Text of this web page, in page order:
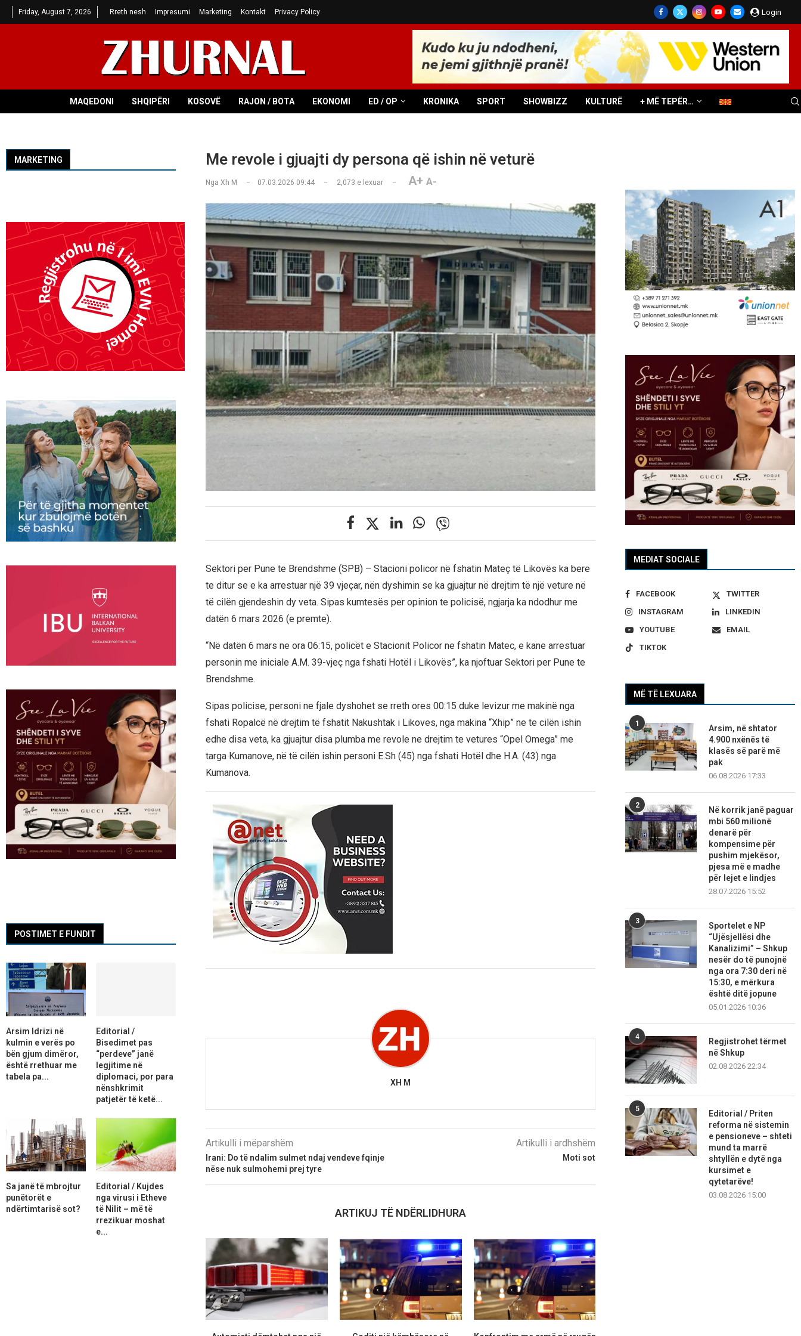
Friday, August 7, 2026 Rreth nesh Impresumi Marketing Kontakt Privacy Policy Login
MAQEDONI SHQIPËRI KOSOVË RAJON / BOTA EKONOMI ED / OP KRONIKA SPORT SHOWBIZZ KULTURË + MË TEPËR…
Me revole i gjuajti dy persona që ishin në veturë
Nga Xh M 07.03.2026 09:44 2,073 e lexuar A+ A-
Sektori per Pune te Brendshme (SPB) – Stacioni policor në fshatin Mateç të Likovës ka bere
te ditur se e ka arrestuar një 39 vjeçar, nën dyshimin se ka gjuajtur në drejtim të një veture në
të cilën gjendeshin dy veta. Sipas kumtesës per opinion te policisë, ngjarja ka ndodhur me
datën 6 mars 2026 (e premte).
“Në datën 6 mars ne ora 06:15, policët e Stacionit Policor ne fshatin Matec, e kane arrestuar
personin me iniciale A.M. 39-vjeç nga fshati Hotël i Likovës”, ka njoftuar Sektori per Pune te
Brendshme.
Sipas policise, personi ne fjale dyshohet se rreth ores 00:15 duke levizur me makinë nga
fshati Ropalcë në drejtim të fshatit Nakushtak i Likoves, nga makina “Xhip” ne te cilën ishin
edhe disa veta, ka gjuajtur disa plumba me revole ne drejtim te vetures “Opel Omega” me
targa Kumanove, në të cilën ishin personi E.Sh (45) nga fshati Hotël dhe H.A. (43) nga
Kumanova.
XH M
Artikulli i mëparshëm
Irani: Do të ndalim sulmet ndaj vendeve fqinje
nëse nuk sulmohemi prej tyre
Artikulli i ardhshëm
Moti sot
ARTIKUJ TË NDËRLIDHURA
MEDIAT SOCIALE
FACEBOOK
TWITTER
INSTAGRAM
LINKEDIN
YOUTUBE
EMAIL
TIKTOK
MË TË LEXUARA
1
Arsim, në shtator
4.900 nxënës të
klasës së parë më
pak
06.08.2026 17:33
2
Në korrik janë paguar
mbi 560 milionë
denarë për
kompensime për
pushim mjekësor,
pjesa më e madhe
për lejet e lindjes
28.07.2026 15:52
3
Sportelet e NP
“Ujësjellësi dhe
Kanalizimi” – Shkup
nesër do të punojnë
nga ora 7:30 deri në
15:30, e mërkura
është ditë jopune
05.01.2026 10:36
4
Regjistrohet tërmet
në Shkup
02.08.2026 22:34
5
Editorial / Priten
reforma në sistemin
e pensioneve – shteti
mund ta marrë
shtyllën e dytë nga
kursimet e
qytetarëve!
03.08.2026 15:00
MARKETING
POSTIMET E FUNDIT
Arsim Idrizi në
kulmin e verës po
bën gjum dimëror,
është rrethuar me
tabela pa...
Editorial /
Bisedimet pas
“perdeve” janë
legjitime në
diplomaci, por para
nënshkrimit
patjetër të ketë...
Sa janë të mbrojtur
punëtorët e
ndërtimtarisë sot?
Editorial / Kujdes
nga virusi i Etheve
të Nilit – më të
rrezikuar moshat
e...